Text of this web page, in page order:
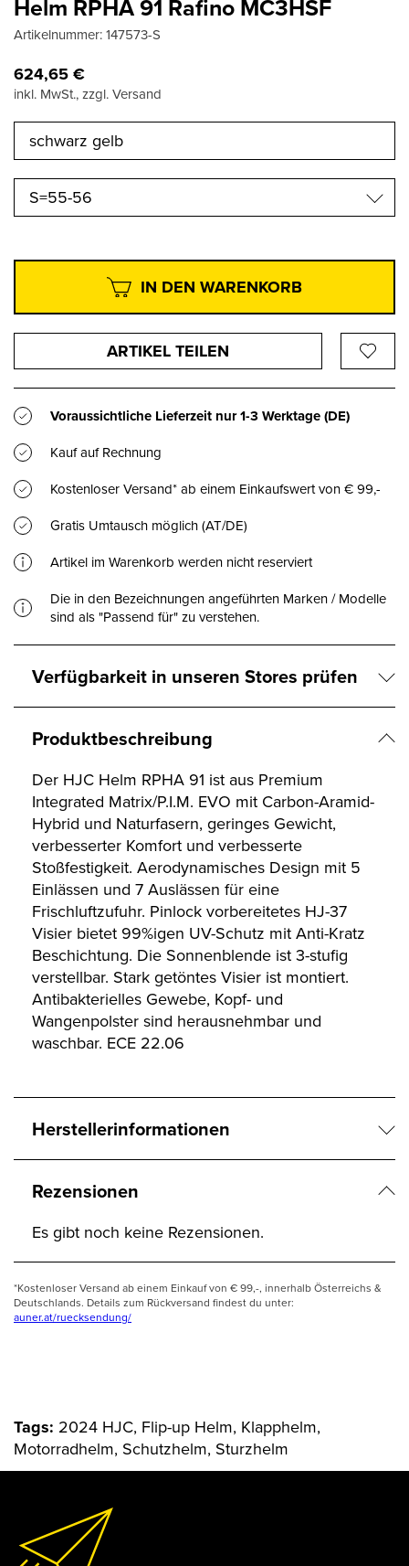
Helm RPHA 91 Rafino MC3HSF
Artikelnummer:147573-S
624,65€
inkl. MwSt., zzgl. Versand
S=55-56
IN DEN WARENKORB
ARTIKEL TEILEN
Voraussichtliche Lieferzeit nur1-3 Werktage(DE)
Kauf auf Rechnung
Kostenloser Versand* ab einem Einkaufswert von € 99,-
Gratis Umtausch möglich (AT/DE)
Artikel im Warenkorb werden nicht reserviert
Die in den Bezeichnungen angeführten Marken / Modelle
sind als "Passend für" zu verstehen.
Verfügbarkeit in unseren Stores prüfen
Produktbeschreibung
Der HJC Helm RPHA 91 ist aus Premium
Integrated Matrix/P.I.M. EVO mit Carbon-Aramid-
Hybrid und Naturfasern, geringes Gewicht,
verbesserter Komfort und verbesserte
Stoßfestigkeit. Aerodynamisches Design mit 5
Einlässen und 7 Auslässen für eine
Frischluftzufuhr. Pinlock vorbereitetes HJ-37
Visier bietet 99%igen UV-Schutz mit Anti-Kratz
Beschichtung. Die Sonnenblende ist 3-stufig
verstellbar. Stark getöntes Visier ist montiert.
Antibakterielles Gewebe, Kopf- und
Wangenpolster sind herausnehmbar und
waschbar. ECE 22.06
Herstellerinformationen
Rezensionen
Es gibt noch keine Rezensionen.
*Kostenloser Versand ab einem Einkauf von € 99,-, innerhalb Österreichs &
Deutschlands. Details zum Rückversand findest du unter:
auner.at/ruecksendung/
Tags: 2024 HJC, Flip-up Helm, Klapphelm,
Motorradhelm, Schutzhelm, Sturzhelm